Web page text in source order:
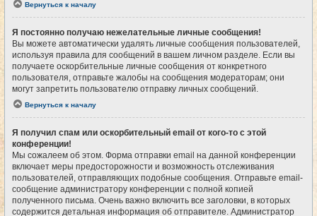
Вернуться к началу
Я постоянно получаю нежелательные личные сообщения!
Вы можете автоматически удалять личные сообщения пользователей,
используя правила для сообщений в вашем личном разделе. Если вы
получаете оскорбительные личные сообщения от конкретного
пользователя, отправьте жалобы на сообщения модераторам; они
могут запретить пользователю отправку личных сообщений.
Вернуться к началу
Я получил спам или оскорбительный email от кого-то с этой
конференции!
Мы сожалеем об этом. Форма отправки email на данной конференции
включает меры предосторожности и возможность отслеживания
пользователей, отправляющих подобные сообщения. Отправьте email-
сообщение администратору конференции с полной копией
полученного письма. Очень важно включить все заголовки, в которых
содержится детальная информация об отправителе. Администратор